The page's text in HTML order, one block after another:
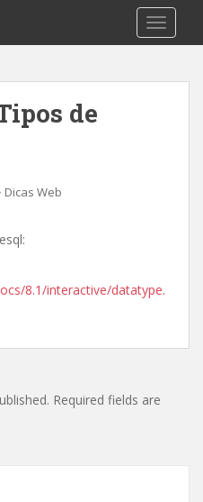
de
Dicas Web
8.1/interactive/datatype.
Required fields are